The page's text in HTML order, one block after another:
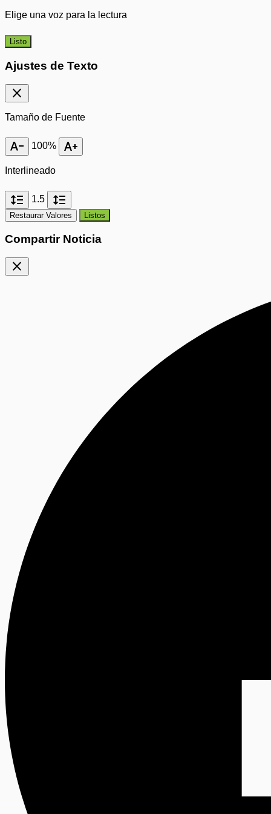
Elige una voz para la lectura
Listo
Ajustes de Texto
close
Tamaño de Fuente
text_decrease 100% text_increase
Interlineado
format_line_spacing 1.5 format_line_spacing
Restaurar Valores Listos
Compartir Noticia
close